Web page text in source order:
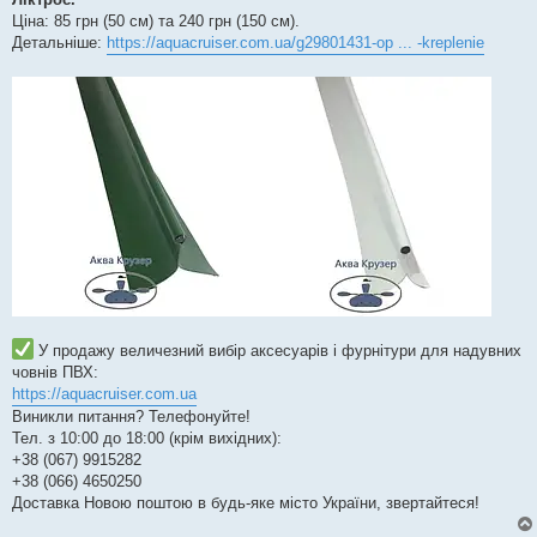
Ціна: 85 грн (50 см) та 240 грн (150 см).
Детальніше: https://aquacruiser.com.ua/g29801431-op ... -kreplenie
У продажу величезний вибір аксесуарів і фурнітури для надувних
човнів ПВХ:
https://aquacruiser.com.ua
Виникли питання? Телефонуйте!
Тел. з 10:00 до 18:00 (крім вихідних):
+38 (067) 9915282
+38 (066) 4650250
Доставка Новою поштою в будь-яке місто України, звертайтеся!